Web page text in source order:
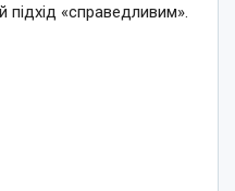
підхід «справедливим».